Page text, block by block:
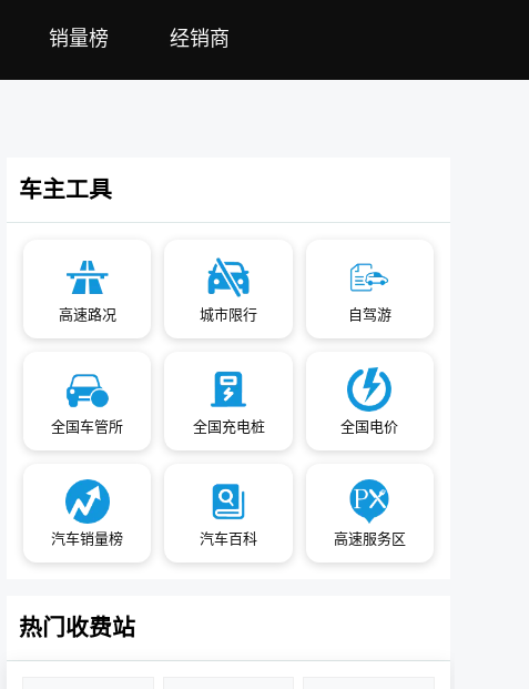
销量榜 经销商
车主工具
高速路况 城市限行 自驾游
全国车管所 全国充电桩 全国电价
汽车销量榜 汽车百科 高速服务区
热门收费站